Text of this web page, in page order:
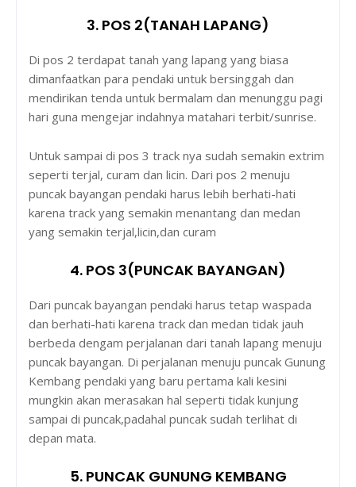
3. POS 2(TANAH LAPANG)
Di pos 2 terdapat tanah yang lapang yang biasa
dimanfaatkan para pendaki untuk bersinggah dan
mendirikan tenda untuk bermalam dan menunggu pagi
hari guna mengejar indahnya matahari terbit/sunrise.
Untuk sampai di pos 3 track nya sudah semakin extrim
seperti terjal, curam dan licin. Dari pos 2 menuju
puncak bayangan pendaki harus lebih berhati-hati
karena track yang semakin menantang dan medan
yang semakin terjal,licin,dan curam
4. POS 3(PUNCAK BAYANGAN)
Dari puncak bayangan pendaki harus tetap waspada
dan berhati-hati karena track dan medan tidak jauh
berbeda dengam perjalanan dari tanah lapang menuju
puncak bayangan. Di perjalanan menuju puncak Gunung
Kembang pendaki yang baru pertama kali kesini
mungkin akan merasakan hal seperti tidak kunjung
sampai di puncak,padahal puncak sudah terlihat di
depan mata.
5. PUNCAK GUNUNG KEMBANG